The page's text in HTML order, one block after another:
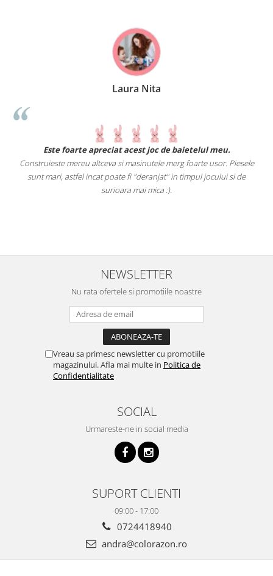
Laura Nita
Este foarte apreciat acest joc de baietelul meu.
Construieste mereu altceva si masinutele merg foarte usor. Piesele
sunt mari, astfel incat poate fi "deranjat" in timpul jocului si de
surioara mai mica :).
NEWSLETTER
Nu rata ofertele si promotiile noastre
Vreau sa primesc newsletter cu promotiile
magazinului. Afla mai multe in Politica de
Confidentialitate
SOCIAL
Urmareste-ne in social media
SUPORT CLIENTI
09:00 - 17:00
0724418940
andra@colorazon.ro